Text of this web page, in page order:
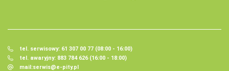
tel. serwisowy: 61 307 00 77 (08:00 - 16:00)
tel. awaryjny: 883 784 626 (16:00 - 18:00)
mail:serwis@e-pity.pl